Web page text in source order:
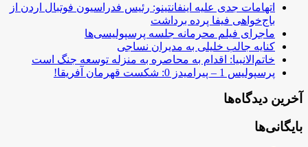
اتهامات جدی علیه اینفانتینو: رئیس فدراسیون فوتبال اردن از
باج‌خواهی فیفا پرده برداشت
ماجرای فیلم محرمانه جلسه پرسپولیسی‌ها
کنایه جالب خلیلی به مدیران نساجی
خاتم‌الانبیا: اقدام به محاصره به منزله توسعه جنگ است
پرسپولیس 1 – پیرامیدز 0: شکست قهرمان آفریقا!
آخرین دیدگاه‌ها
بایگانی‌ها